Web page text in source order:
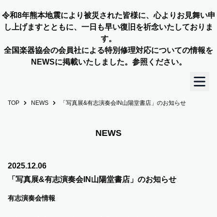
令和8年熊本地震により被災された皆様に、心よりお見舞い申
し上げますとともに、一日も早い復旧を祈念いたしておりま
す。
全国楽器協会の会員社による特別修理対応についての情報を
NEWSに掲載いたしました。参照ください。
TOP
OUR STORY
TOP NEWS 「写真展&有志演奏会IN⼭陽堂書店」のお知らせ
NEWS
2025.12.06
「写真展&有志演奏会IN⼭陽堂書店」のお知らせ
有志演奏会情報